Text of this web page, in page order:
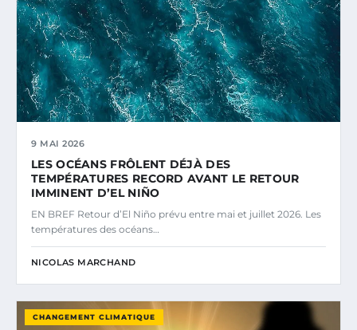
9 MAI 2026
LES OCÉANS FRÔLENT DÉJÀ DES
TEMPÉRATURES RECORD AVANT LE RETOUR
IMMINENT D’EL NIÑO
EN BREF Retour d’El Niño prévu entre mai et juillet 2026. Les
températures des océans…
NICOLAS MARCHAND
CHANGEMENT CLIMATIQUE